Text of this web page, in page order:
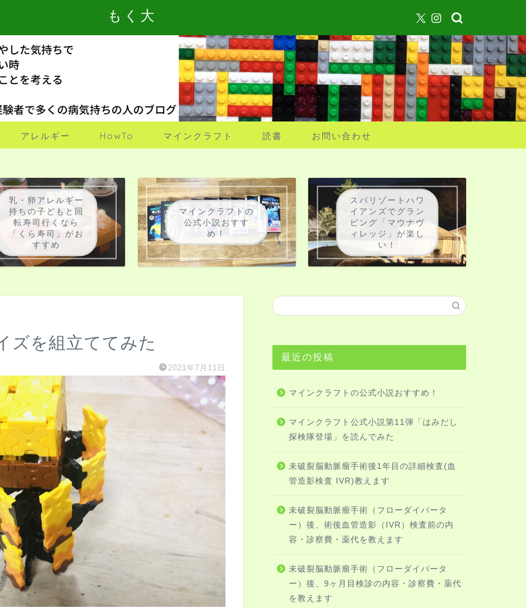
もく大
アレルギー HowTo マインクラフト 読書 お問い合わせ
乳・卵アレルギー
持ちの子どもと回
転寿司行くなら
「くら寿司」がお
すすめ
マインクラフトの
公式小説おすす
め！
スパリゾートハワ
イアンズでグラン
ピング「マウナヴ
ィレッジ」が楽し
い！
ズを組立ててみた
2021年7月11日
最近の投稿
マインクラフトの公式小説おすすめ！
マインクラフト公式小説第11弾「はみだし
探検隊登場」を読んでみた
未破裂脳動脈瘤手術後1年目の詳細検査(血
管造影検査 IVR)教えます
未破裂脳動脈瘤手術（フローダイバータ
ー）後、術後血管造影（IVR）検査前の内
容・診察費・薬代を教えます
未破裂脳動脈瘤手術（フローダイバータ
ー）後、9ヶ月目検診の内容・診察費・薬代
を教えます